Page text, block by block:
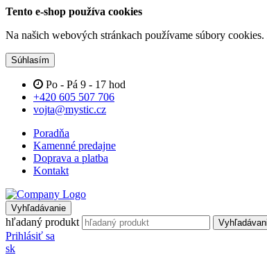
Tento e-shop používa cookies
Na našich webových stránkach používame súbory
Súhlasím
Po - Pá 9 - 17 hod
+420 605 507 706
vojta@mystic.cz
Poradňa
Kamenné predajne
Doprava a platba
Kontakt
Vyhľadávanie
hľadaný produkt
Prihlásiť sa
sk